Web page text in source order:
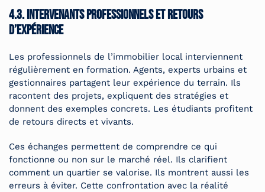
4.3. Intervenants professionnels et retours
d’expérience
Les professionnels de l’immobilier local interviennent
régulièrement en formation. Agents, experts urbains et
gestionnaires partagent leur expérience du terrain. Ils
racontent des projets, expliquent des stratégies et
donnent des exemples concrets. Les étudiants profitent
de retours directs et vivants.
Ces échanges permettent de comprendre ce qui
fonctionne ou non sur le marché réel. Ils clarifient
comment un quartier se valorise. Ils montrent aussi les
erreurs à éviter. Cette confrontation avec la réalité